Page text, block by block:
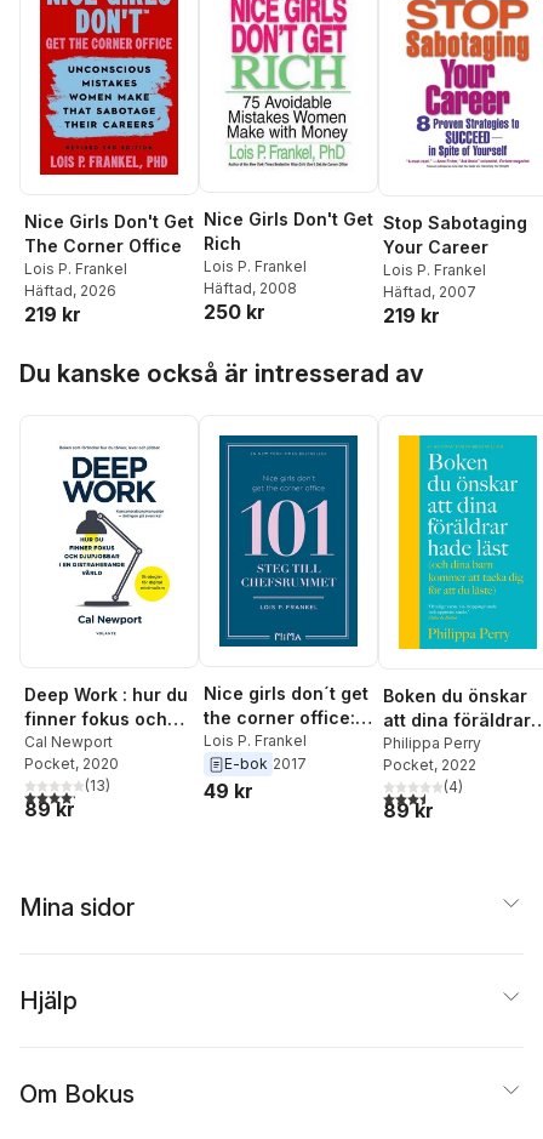
Nice Girls Don't Get
The Corner Office
Lois P. Frankel
Häftad, 2026
219 kr
Nice Girls Don't Get
Rich
Lois P. Frankel
Häftad, 2008
250 kr
Stop Sabotaging
Your Career
Lois P. Frankel
Häftad, 2007
219 kr
Du kanske också är intresserad av
Deep Work : hur du
finner fokus och
djupjobbar i en
distraherande
värld - strategier
för kontroll, mindre
Cal Newport
Pocket, 2020
4,2utav 5 stjärnor. Totalt antal röster:
(13)
89 kr
Nice girls don´t get
the corner office:
101 steg till
chefsrummet
Lois P. Frankel
E-bok 2017
49 kr
Boken du önskar
att dina föräldrar
hade läst (och
dina barn kommer
att tacka dig för
du läste)
Philippa Perry
Pocket, 2022
3,5utav 5 stjärnor.
(4)
89 kr
Mina sidor
Hjälp
Om Bokus